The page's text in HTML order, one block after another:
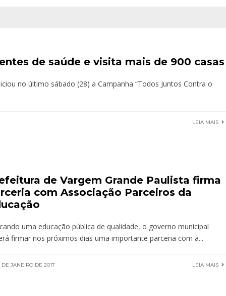
de saúde e visita mais de 900 casas
no último sábado (28) a Campanha “Todos Juntos Contra o
LEIA MAIS
de Vargem Grande Paulista firma
com Associação Parceiros da
uma educação pública de qualidade, o governo municipal
firmar nos próximos dias uma importante parceria com a...
DE JANEIRO DE 2017 LEIA MAIS